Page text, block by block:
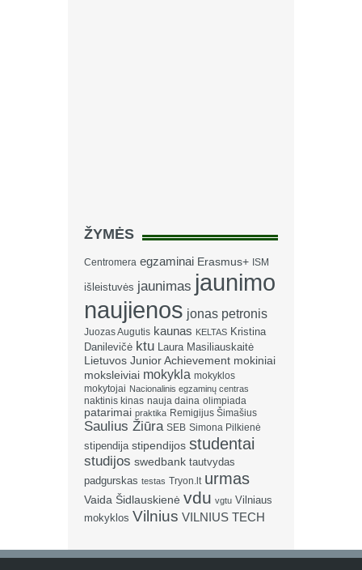
ŽYMĖS
Centromera egzaminai Erasmus+ ISM
išleistuvės jaunimas jaunimo
naujienos jonas petronis
Juozas Augutis kaunas KELTAS Kristina
Danilevičė ktu
Laura Masiliauskaitė
Lietuvos Junior Achievement mokiniai
moksleiviai mokykla mokyklos
mokytojai Nacionalinis egzaminų centras
naktinis kinas nauja daina olimpiada
patarimai praktika Remigijus Šimašius
Saulius Žiūra SEB Simona Pilkienė
stipendija stipendijos studentai
studijos swedbank tautvydas
padgurskas testas Tryon.lt urmas
Vaida Šidlauskienė vdu vgtu Vilniaus
mokyklos Vilnius VILNIUS TECH